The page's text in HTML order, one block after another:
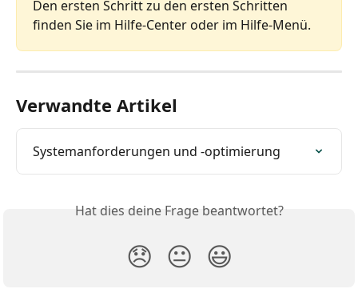
Den ersten Schritt zu den ersten Schritten
finden Sie im Hilfe-Center oder im Hilfe-Menü.
Verwandte Artikel
Systemanforderungen und -optimierung
Hat dies deine Frage beantwortet?
😞 😐 😃